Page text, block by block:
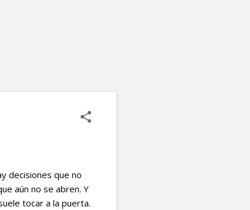
decisiones que no
aún no se abren. Y
tocar a la puerta.